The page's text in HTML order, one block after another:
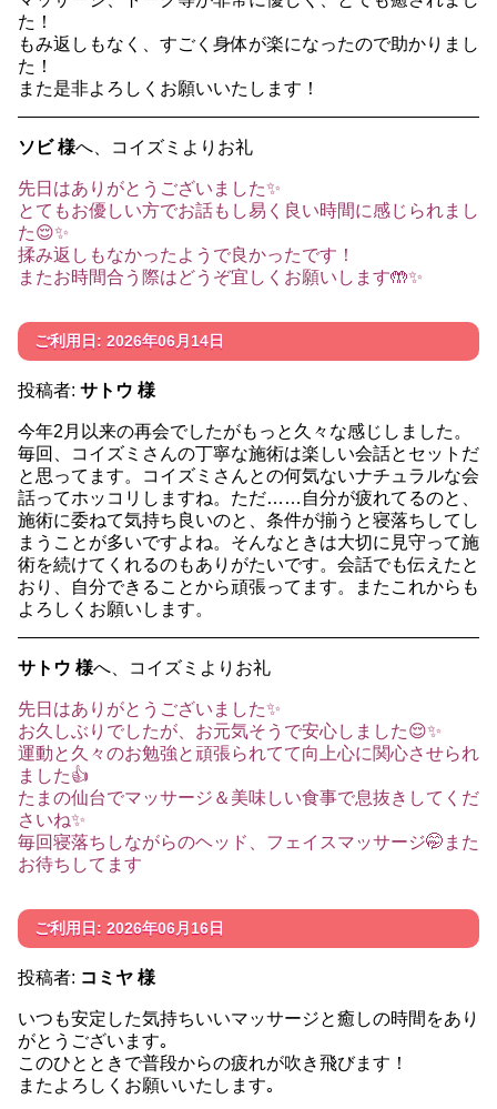
た！
もみ返しもなく、すごく身体が楽になったので助かりまし
た！
また是非よろしくお願いいたします！
ソビ 様へ、コイズミよりお礼
先日はありがとうございました✨
とてもお優しい方でお話もし易く良い時間に感じられまし
た😌✨
揉み返しもなかったようで良かったです！
またお時間合う際はどうぞ宜しくお願いします🤲✨
ご利用日: 2026年06月14日
投稿者: サトウ 様
今年2月以来の再会でしたがもっと久々な感じしました。
毎回、コイズミさんの丁寧な施術は楽しい会話とセットだ
と思ってます。コイズミさんとの何気ないナチュラルな会
話ってホッコリしますね。ただ……自分が疲れてるのと、
施術に委ねて気持ち良いのと、条件が揃うと寝落ちしてし
まうことが多いですよね。そんなときは大切に見守って施
術を続けてくれるのもありがたいです。会話でも伝えたと
おり、自分できることから頑張ってます。またこれからも
よろしくお願いします。
サトウ 様へ、コイズミよりお礼
先日はありがとうございました✨
お久しぶりでしたが、お元気そうで安心しました😌✨
運動と久々のお勉強と頑張られてて向上心に関心させられ
ました👍
たまの仙台でマッサージ＆美味しい食事で息抜きしてくだ
さいね✨
毎回寝落ちしながらのヘッド、フェイスマッサージ🤭また
お待ちしてます
ご利用日: 2026年06月16日
投稿者: コミヤ 様
いつも安定した気持ちいいマッサージと癒しの時間をあり
がとうございます｡
このひとときで普段からの疲れが吹き飛びます！
またよろしくお願いいたします｡